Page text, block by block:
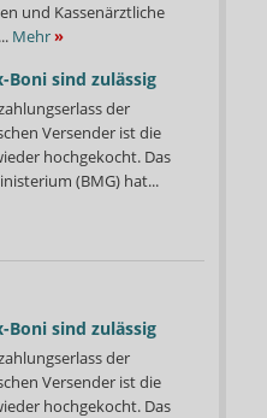
und Kassenärztliche
Mehr»
Boni sind zulässig
der
Versender ist die
hochgekocht. Das
(BMG) hat...
Boni sind zulässig
der
Versender ist die
hochgekocht. Das